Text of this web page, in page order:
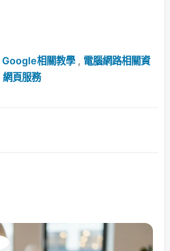
Google相關教學, 電腦網路相關資
網頁服務